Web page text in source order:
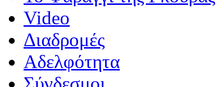
Video
Διαδρομές
Αδελφότητα